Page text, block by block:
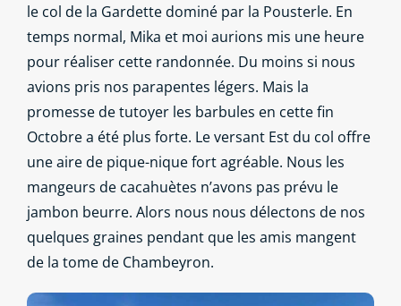
le col de la Gardette dominé par la Pousterle. En
temps normal, Mika et moi aurions mis une heure
pour réaliser cette randonnée. Du moins si nous
avions pris nos parapentes légers. Mais la
promesse de tutoyer les barbules en cette fin
Octobre a été plus forte. Le versant Est du col offre
une aire de pique-nique fort agréable. Nous les
mangeurs de cacahuètes n’avons pas prévu le
jambon beurre. Alors nous nous délectons de nos
quelques graines pendant que les amis mangent
de la tome de Chambeyron.